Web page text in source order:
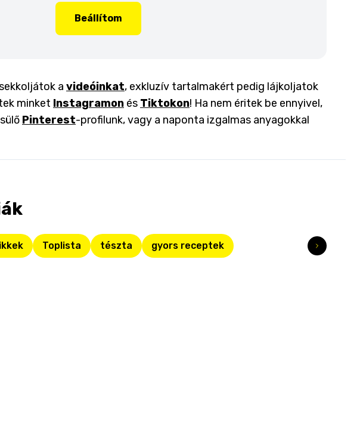
Beállítom
a videóinkat, exkluzív tartalmakért pedig lájkoljatok
minket Instagramon és Tiktokon! Ha nem éritek be ennyivel,
Pinterest-profilunk, vagy a naponta izgalmas anyagokkal
Toplista tészta gyors receptek